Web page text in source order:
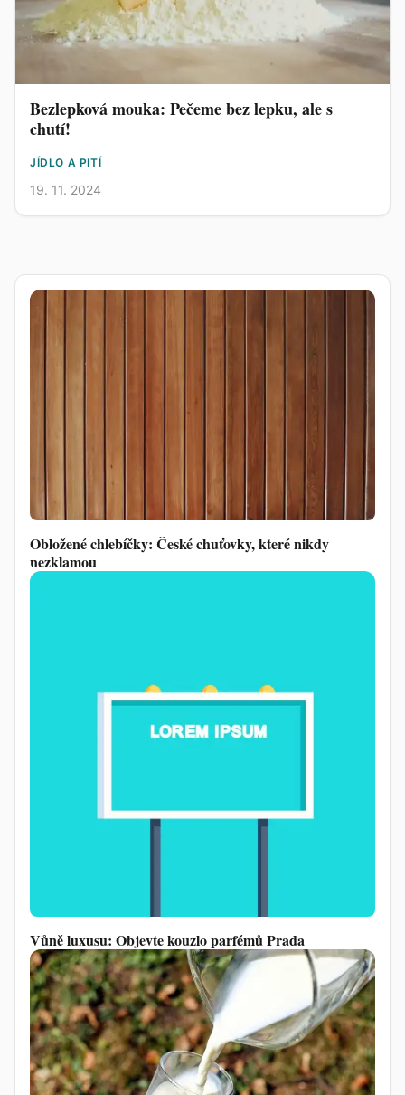
Bezlepková mouka: Pečeme bez lepku, ale s
chutí!
JÍDLO A PITÍ
19. 11. 2024
Obložené chlebíčky: České chuťovky, které nikdy
nezklamou
Vůně luxusu: Objevte kouzlo parfémů Prada